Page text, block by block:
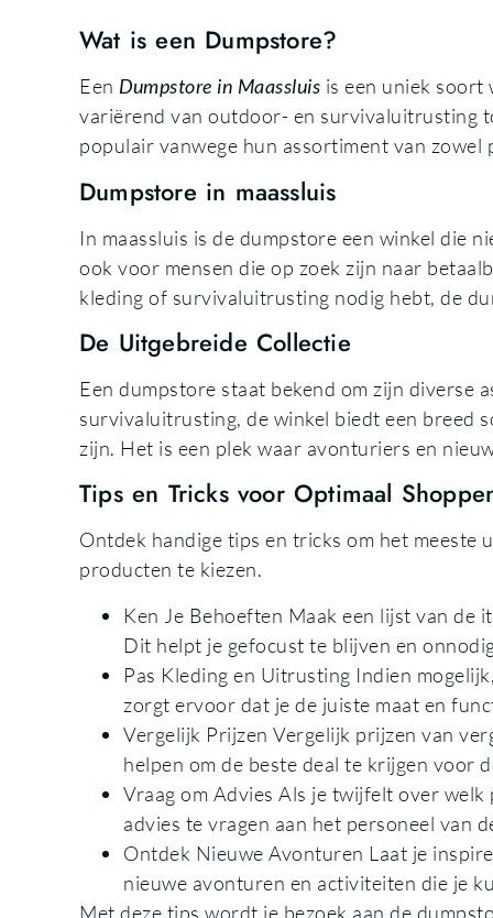
Wat is een Dumpstore?
Een Dumpstore in Maassluis is een uniek soort
variërend van outdoor- en survivaluitrusting
populair vanwege hun assortiment van
Dumpstore in maassluis
In maassluis is de dumpstore een winkel die
ook voor mensen die op zoek zijn naar
kleding of survivaluitrusting nodig hebt, de
De Uitgebreide Collectie
Een dumpstore staat bekend om zijn diverse
survivaluitrusting, de winkel biedt een breed
zijn. Het is een plek waar avonturiers en
Tips en Tricks voor Optimaal
Ontdek handige tips en tricks om het meeste
producten te kiezen.
Ken Je Behoeften Maak een lijst van de
Dit helpt je gefocust te blijven en
Pas Kleding en Uitrusting Indien
zorgt ervoor dat je de juiste maat en
Vergelijk Prijzen Vergelijk prijzen van
helpen om de beste deal te krijgen voor
Vraag om Advies Als je twijfelt over
advies te vragen aan het personeel van
Ontdek Nieuwe Avonturen Laat je
nieuwe avonturen en activiteiten die je
Met deze tips wordt je bezoek aan de